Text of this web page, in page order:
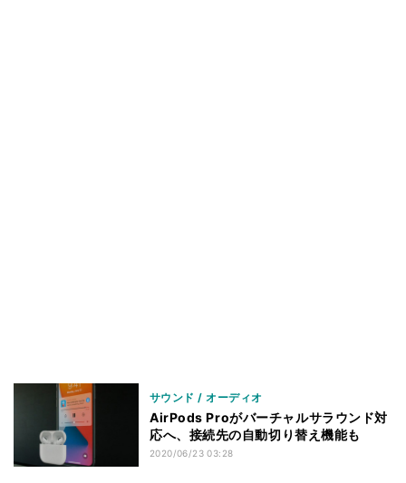
サウンド / オーディオ
AirPods Proがバーチャルサラウンド対
応へ、接続先の自動切り替え機能も
2020/06/23 03:28